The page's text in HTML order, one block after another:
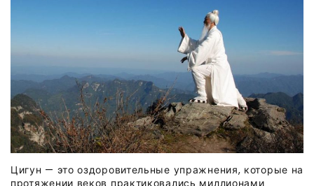
Цигун — это оздоровительные упражнения, которые на
протяжении веков практиковались миллионами